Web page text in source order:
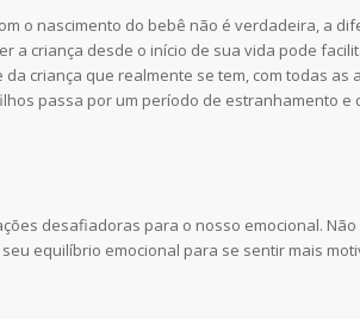
o nascimento do bebê não é verdadeira, a
a criança desde o início de sua vida pode
criança que realmente se tem, com todas as
passa por um período de estranhamento e
desafiadoras para o nosso emocional.
equilíbrio emocional para se sentir mais